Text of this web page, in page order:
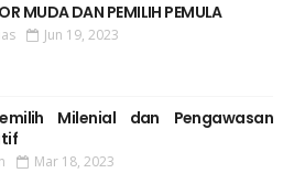
MUDA DAN PEMILIH PEMULA
Jun 19, 2023
Milenial dan Pengawasan
Mar 18, 2023